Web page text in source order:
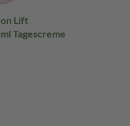
Lift
Tagescreme